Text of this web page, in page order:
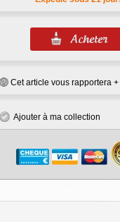
Cet article vous rapportera +
Ajouter à ma collection